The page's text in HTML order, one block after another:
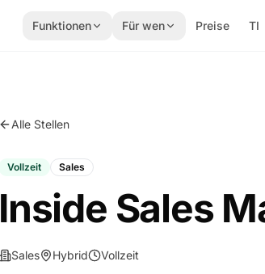
Funktionen Für wen Preise TI
Alle Stellen
Vollzeit Sales
Inside Sales
Sales Hybrid Vollzeit